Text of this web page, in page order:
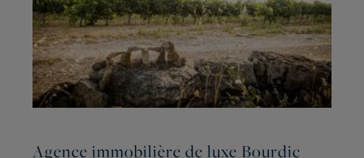
Agence immobilière de luxe Bourdic